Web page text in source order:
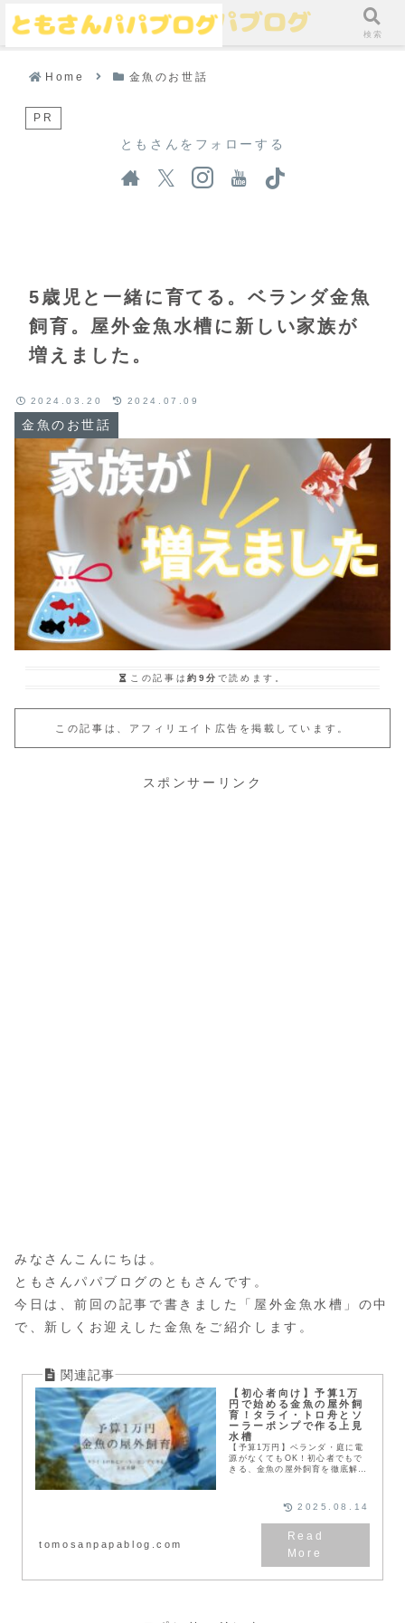
Home 金魚のお世話
PR
5歳児と一緒に育てる。ベランダ金魚
飼育。屋外金魚水槽に新しい家族が
増えました。
金魚のお世話
2024.03.20 2024.07.09
この記事は約9分 で読めます。
この記事は、アフィリエイト広告を掲載しています。
スポンサーリンク
ともさんをフォローする
みなさんこんにちは。
ともさんパパブログのともさんです。
今日は、前回の記事で書きました「屋外金魚水槽」の中
で、新しくお迎えした金魚をご紹介します。
【初心者向け】予算1万
円で始める金魚の屋外飼
育！タライ・トロ舟とソ
ーラーポンプで作る上見
水槽
【予算1万円】ベランダ・庭に電
源がなくてもOK！初心者でもで
きる、金魚の屋外飼育を徹底解
しょう。必要なアイテムから立ち
上げ方まで、元アクアリウム店員
が写真付きでご紹介します。
tomosanpapablog.com
2025.08.14
メニュー 検索